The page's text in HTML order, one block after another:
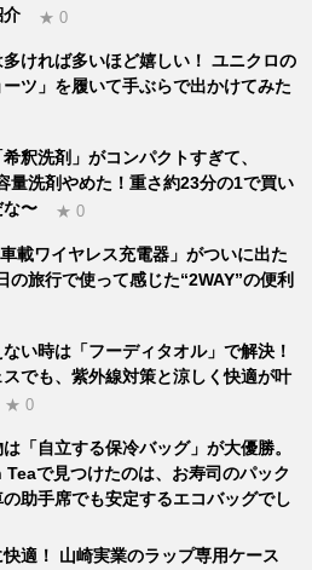
介 ★ 0
ければ多いほど嬉しい！ ユニクロの
ーツ」を履いて手ぶらで出かけてみた
釈洗剤」がコンパクトすぎて、
量洗剤やめた！重さ約23分の1で買い
な〜
★ 0
載ワイヤレス充電器」がついに出た
の旅行で使って感じた“2WAY”の便利
ない時は「フーディタオル」で解決！
でも、紫外線対策と涼しく快適が叶
★ 0
「自立する保冷バッグ」が大優勝。
で見つけたのは、お寿司のパック
助手席でも安定するエコバッグでし
適！ 山崎実業のラップ専用ケース